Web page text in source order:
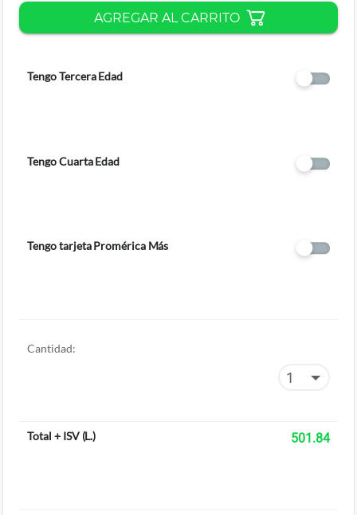
AGREGAR AL CARRITO
Tengo Tercera Edad
Tengo Cuarta Edad
Tengo tarjeta Promérica Más
Cantidad:
Total + ISV(L.) 501.84